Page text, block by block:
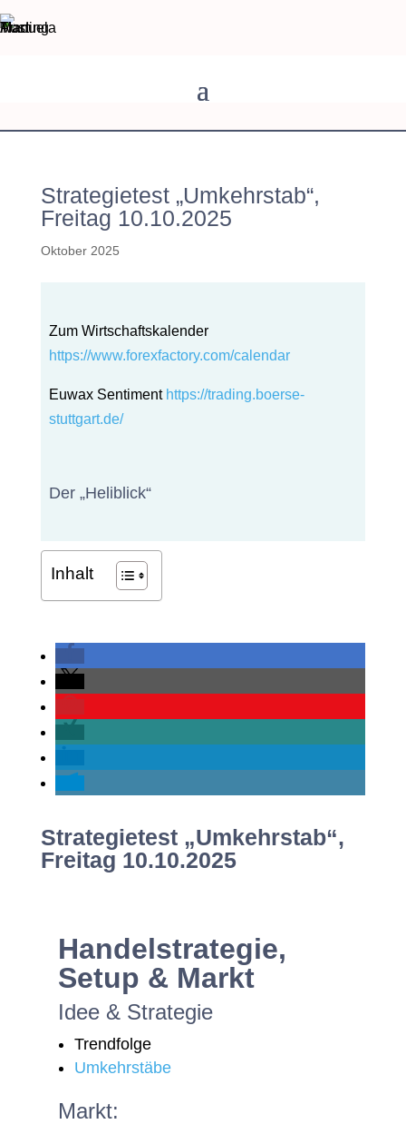
Strategietest „Umkehrstab“,
Freitag 10.10.2025
Oktober 2025
Zum Wirtschaftskalender
https://www.forexfactory.com/calendar
Euwax Sentiment https://trading.boerse-
stuttgart.de/
Der „Heliblick“
Inhalt
Strategietest „Umkehrstab“,
Freitag 10.10.2025
Handelstrategie,
Setup & Markt
Idee & Strategie
Trendfolge
Umkehrstäbe
Markt: